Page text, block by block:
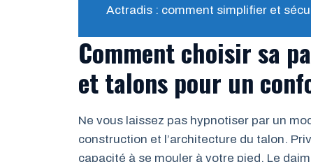
Actradis : comment simplifier et
Comment choisir sa
et talons pour un
Ne vous laissez pas hypnotiser par un
construction et l’architecture du talon.
capacité à se mouler à votre pied. Le